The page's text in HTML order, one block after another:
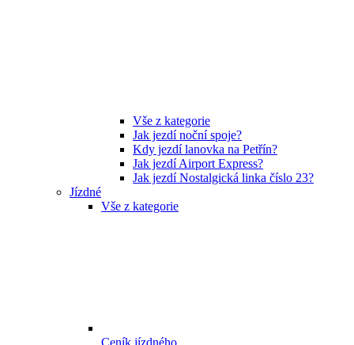
Vše z kategorie
Jak jezdí noční spoje?
Kdy jezdí lanovka na Petřín?
Jak jezdí Airport Express?
Jak jezdí Nostalgická linka číslo 23?
Jízdné
Vše z kategorie
Ceník jízdného